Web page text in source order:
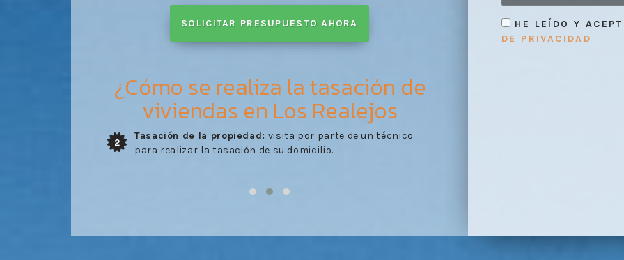
SOLICITAR PRESUPUESTO AHORA
¿Cómo se realiza la tasación de
viviendas en Los Realejos
2
Tasación de la propiedad: visita por parte de un técnico
para realizar la tasación de su domicilio.
HE LEÍDO Y
DE PRIVACIDAD